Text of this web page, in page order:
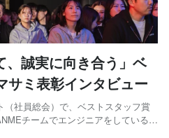
、誠実に向き合う」ベ
サミ表彰インタビュー
社員総会）で、ベストスタッフ賞
チームでエンジニアをしている三